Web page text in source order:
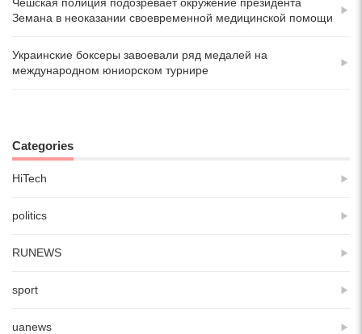
Чешская полиция подозревает окружение президента
Земана в неоказании своевременной медицинской помощи
Украинские боксеры завоевали ряд медалей на
международном юниорском турнире
Categories
HiTech
politics
RUNEWS
sport
uanews